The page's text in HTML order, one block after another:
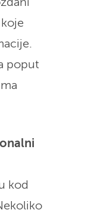
poput
kod